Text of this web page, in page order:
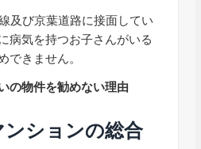
及び京葉道路に接面してい
病気を持つお子さんがいる
できません。
の物件を勧めない理由
ンションの総合